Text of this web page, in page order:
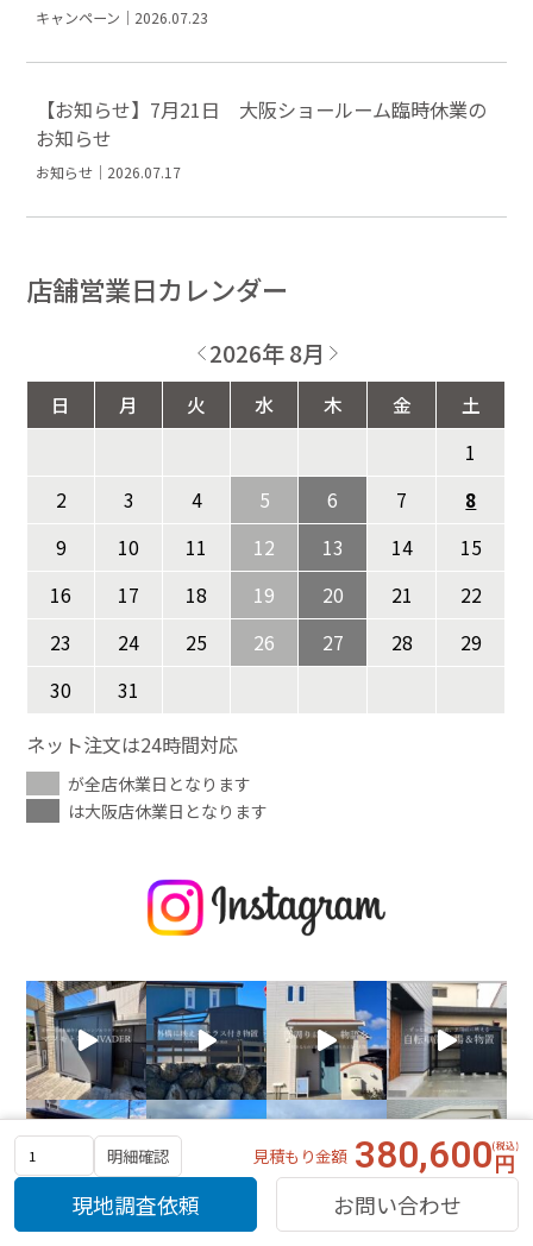
明細確認 見積もり金額 380,600
現地調査依頼 お問い合わせ
キャンペーン｜2026.07.23
【お知らせ】7月21日 大阪ショールーム臨時休業の
お知らせ
お知らせ｜2026.07.17
店舗営業日カレンダー
2026年 8月
日 月 火 水 木 金
土
1
2
3 4 5 6 7
8
9
10 11 12 13 14
15
16
17 18 19 20 21
22
23
24 25 26 27 28
29
30
31
ネット注文は24時間対応
が全店休業日となります
は大阪店休業日となります